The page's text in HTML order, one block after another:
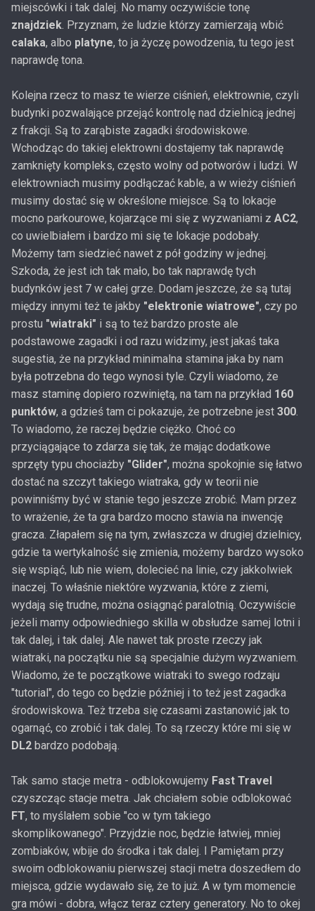
miejscówki i tak dalej. No mamy oczywiście tonę
znajdziek. Przyznam, że ludzie którzy zamierzają wbić
calaka, albo platyne, to ja życzę powodzenia, tu tego jest
naprawdę tona.
Kolejna rzecz to masz te wierze ciśnień, elektrownie, czyli
budynki pozwalające przejąć kontrolę nad dzielnicą jednej
z frakcji. Są to zarąbiste zagadki środowiskowe.
Wchodząc do takiej elektrowni dostajemy tak naprawdę
zamknięty kompleks, często wolny od potworów i ludzi. W
elektrowniach musimy podłączać kable, a w wieży ciśnień
musimy dostać się w określone miejsce. Są to lokacje
mocno parkourowe, kojarzące mi się z wyzwaniami z AC2,
co uwielbiałem i bardzo mi się te lokacje podobały.
Możemy tam siedzieć nawet z pół godziny w jednej.
Szkoda, że jest ich tak mało, bo tak naprawdę tych
budynków jest 7 w całej grze. Dodam jeszcze, że są tutaj
między innymi też te jakby "elektronie wiatrowe", czy po
prostu "wiatraki" i są to też bardzo proste ale
podstawowe zagadki i od razu widzimy, jest jakaś taka
sugestia, że na przykład minimalna stamina jaka by nam
była potrzebna do tego wynosi tyle. Czyli wiadomo, że
masz staminę dopiero rozwiniętą, na tam na przykład 160
punktów, a gdzieś tam ci pokazuje, że potrzebne jest 300.
To wiadomo, że raczej będzie ciężko. Choć co
przyciągające to zdarza się tak, że mając dodatkowe
sprzęty typu chociażby "Glider", można spokojnie się łatwo
dostać na szczyt takiego wiatraka, gdy w teorii nie
powinniśmy być w stanie tego jeszcze zrobić. Mam przez
to wrażenie, że ta gra bardzo mocno stawia na inwencję
gracza. Złapałem się na tym, zwłaszcza w drugiej dzielnicy,
gdzie ta wertykalność się zmienia, możemy bardzo wysoko
się wspiąć, lub nie wiem, dolecieć na linie, czy jakkolwiek
inaczej. To właśnie niektóre wyzwania, które z ziemi,
wydają się trudne, można osiągnąć paralotnią. Oczywiście
jeżeli mamy odpowiedniego skilla w obsłudze samej lotni i
tak dalej, i tak dalej. Ale nawet tak proste rzeczy jak
wiatraki, na początku nie są specjalnie dużym wyzwaniem.
Wiadomo, że te początkowe wiatraki to swego rodzaju
"tutorial", do tego co będzie później i to też jest zagadka
środowiskowa. Też trzeba się czasami zastanowić jak to
ogarnąć, co zrobić i tak dalej. To są rzeczy które mi się w
DL2 bardzo podobają.
Tak samo stacje metra - odblokowujemy Fast Travel
czyszcząc stacje metra. Jak chciałem sobie odblokować
FT, to myślałem sobie "co w tym takiego
skomplikowanego". Przyjdzie noc, będzie łatwiej, mniej
zombiaków, wbije do środka i tak dalej. I Pamiętam przy
swoim odblokowaniu pierwszej stacji metra doszedłem do
miejsca, gdzie wydawało się, że to już. A w tym momencie
gra mówi - dobra, włącz teraz cztery generatory. No to okej